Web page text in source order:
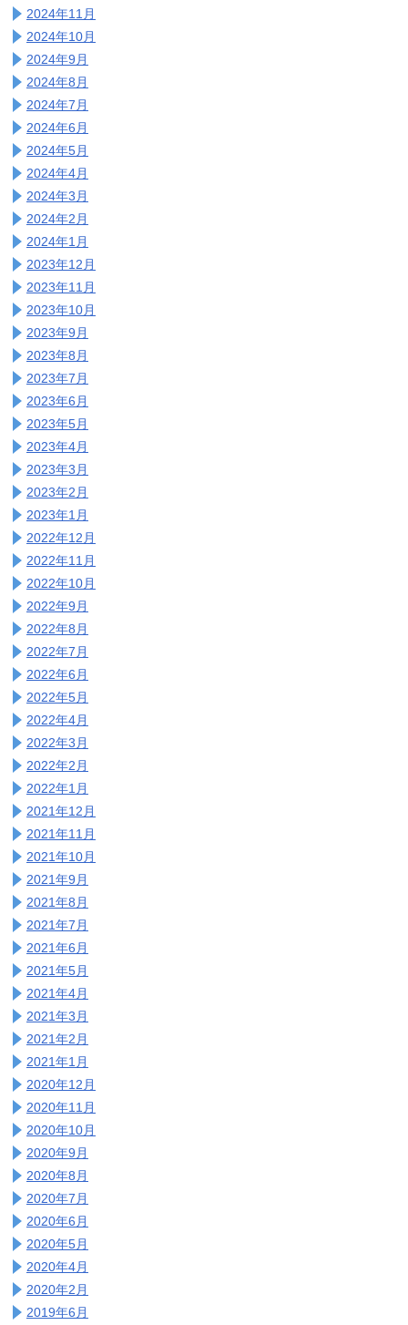
2024年11月
2024年10月
2024年9月
2024年8月
2024年7月
2024年6月
2024年5月
2024年4月
2024年3月
2024年2月
2024年1月
2023年12月
2023年11月
2023年10月
2023年9月
2023年8月
2023年7月
2023年6月
2023年5月
2023年4月
2023年3月
2023年2月
2023年1月
2022年12月
2022年11月
2022年10月
2022年9月
2022年8月
2022年7月
2022年6月
2022年5月
2022年4月
2022年3月
2022年2月
2022年1月
2021年12月
2021年11月
2021年10月
2021年9月
2021年8月
2021年7月
2021年6月
2021年5月
2021年4月
2021年3月
2021年2月
2021年1月
2020年12月
2020年11月
2020年10月
2020年9月
2020年8月
2020年7月
2020年6月
2020年5月
2020年4月
2020年2月
2019年6月